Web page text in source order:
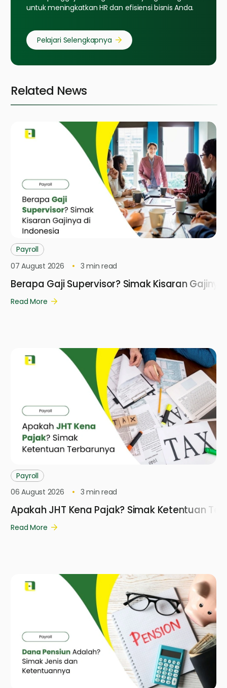
untuk meningkatkan HR dan efisiensi bisnis Anda.
Pelajari Selengkapnya
Related News
Payroll
07 August 2026
3 min read
Berapa Gaji Supervisor? Simak Kisaran
Read More
Payroll
06 August 2026
3 min read
Apakah JHT Kena Pajak? Simak Ketentuan
Read More